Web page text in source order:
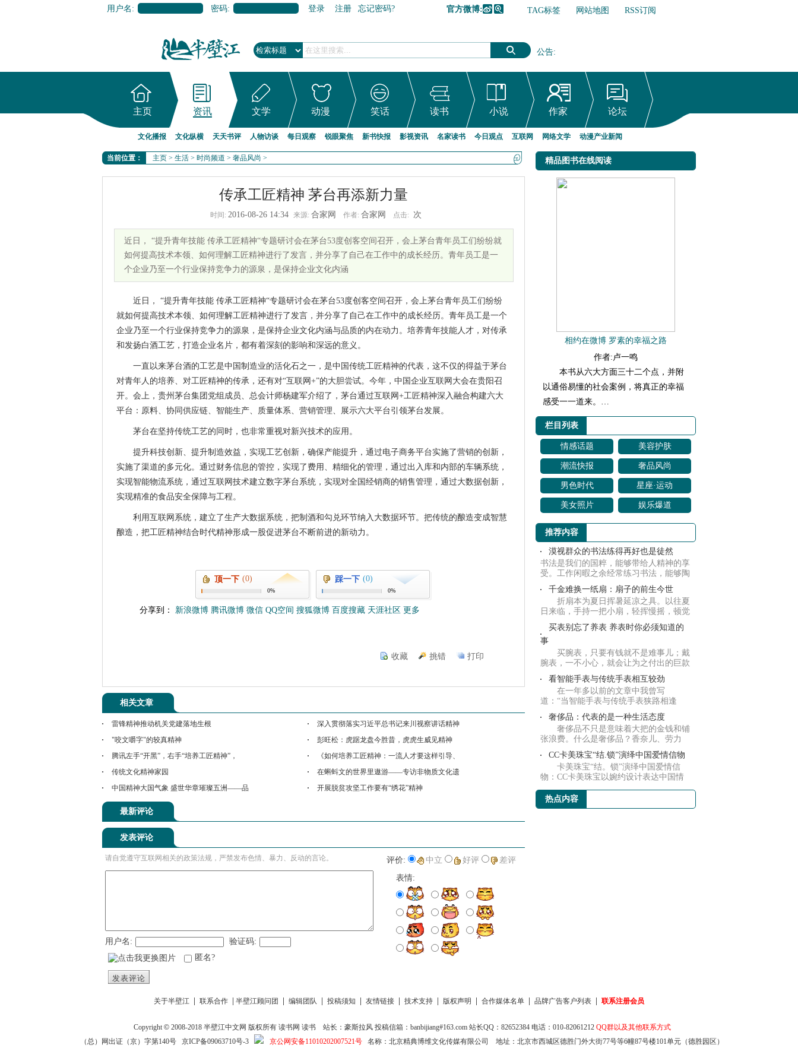
用户名: 密码: 登录 注册 忘记密码? 官方微博: TAG标签 网站地图
RSS订阅
公告:
网络文学行业自律倡议书
主页 资讯 文学 动漫 笑话 读书 小说 作家 论坛
文化播报 文化纵横 天天书评 人物访谈 每日观察 锐眼聚焦 新书快报 影视资讯 名家读书 今日观点 互联网 网络文学 动漫产业新闻
当前位置： 主页 > 生活 > 时尚频道 > 奢品风尚 >
传承工匠精神 茅台再添新力量
时间: 2016-08-26 14:34 来源: 合家网 作者: 合家网 点击: 次
近日， “提升青年技能 传承工匠精神“专题研讨会在茅台53度创客空间召开，会上茅台青年员工们纷纷就
如何提高技术本领、如何理解工匠精神进行了发言，并分享了自己在工作中的成长经历。青年员工是一
个企业乃至一个行业保持竞争力的源泉，是保持企业文化内涵
近日， “提升青年技能 传承工匠精神“专题研讨会在茅台53度创客空间召开，会上茅台青年员工们纷纷
就如何提高技术本领、如何理解工匠精神进行了发言，并分享了自己在工作中的成长经历。青年员工是一个
企业乃至一个行业保持竞争力的源泉，是保持企业文化内涵与品质的内在动力。培养青年技能人才，对传承
和发扬白酒工艺，打造企业名片，都有着深刻的影响和深远的意义。
一直以来茅台酒的工艺是中国制造业的活化石之一，是中国传统工匠精神的代表，这不仅的得益于茅台
对青年人的培养、对工匠精神的传承，还有对“互联网+”的大胆尝试。今年，中国企业互联网大会在贵阳召
开。会上，贵州茅台集团党组成员、总会计师杨建军介绍了，茅台通过互联网+工匠精神深入融合构建六大
平台：原料、协同供应链、智能生产、质量体系、营销管理、展示六大平台引领茅台发展。
茅台在坚持传统工艺的同时，也非常重视对新兴技术的应用。
提升科技创新、提升制造效益，实现工艺创新，确保产能提升，通过电子商务平台实施了营销的创新，
实施了渠道的多元化。通过财务信息的管控，实现了费用、精细化的管理，通过出入库和内部的车辆系统，
实现智能物流系统，通过互联网技术建立数字茅台系统，实现对全国经销商的销售管理，通过大数据创新，
实现精准的食品安全保障与工程。
利用互联网系统，建立了生产大数据系统，把制酒和勾兑环节纳入大数据环节。把传统的酿造变成智慧
酿造，把工匠精神结合时代精神形成一股促进茅台不断前进的新动力。
顶一下 (0)
0%
踩一下 (0)
0%
分享到： 新浪微博 腾讯微博 微信 QQ空间 搜狐微博 百度搜藏 天涯社区 更多
收藏 挑错 打印
相关文章
雷锋精神推动机关党建落地生根
深入贯彻落实习近平总书记来川视察讲话精神
"咬文嚼字"的较真精神
彭旺松：虎踞龙盘今胜昔，虎虎生威见精神
腾讯左手“开黑”，右手“培养工匠精神”，
《如何培养工匠精神：一流人才要这样引导、
传统文化精神家园
在蝌蚪文的世界里遨游——专访非物质文化遗
中国精神大国气象 盛世华章璀璨五洲——品
开展脱贫攻坚工作要有“绣花”精神
最新评论
发表评论
请自觉遵守互联网相关的政策法规，严禁发布色情、暴力、反动的言论。 评价: 中立 好评
差评
表情:
用户名:
验证码:
匿名?
发表评论
精品图书在线阅读
相约在微博 罗素的幸福之路
作者:卢一鸣
本书从六大方面三十二个点，并附
以通俗易懂的社会案例，将真正的幸福
感受一一道来。…
栏目列表
情感话题 美容护肤
潮流快报 奢品风尚
男色时代 星座·运动
美女照片 娱乐爆道
推荐内容
漠视群众的书法练得再好也是徒然
书法是我们的国粹，能够带给人精神的享
受。工作闲暇之余经常练习书法，能够陶
冶人的情...
千金难换一纸扇：扇子的前生今世
折扇本为夏日挥暑延凉之具。以往夏
日来临，手持一把小扇，轻挥慢摇，顿觉
凉爽。不...
买表别忘了养表 养表时你必须知道的
事
买腕表，只要有钱就不是难事儿；戴
腕表，一不小心，就会让为之付出的巨款
打了水漂...
看智能手表与传统手表相互较劲
在一年多以前的文章中我曾写
道：“当智能手表与传统手表狭路相逢
时，明争暗斗是不...
奢侈品：代表的是一种生活态度
奢侈品不只是意味着大把的金钱和铺
张浪费。什么是奢侈品？香奈儿、劳力
士、普拉达...
CC卡美珠宝“结.锁”演绎中国爱情信物
卡美珠宝“结。锁”演绎中国爱情信
物：CC卡美珠宝以婉约设计表达中国情
热点内容
关于半壁江 联系合作 半壁江顾问团 编辑团队 投稿须知 友情链接 技术支持 版权声明 合作媒体名单 品牌广告客户列表 联系注册会员
Copyright©2008-2018 半壁江中文网 版权所有 读书网 读书 站长：豪斯拉风 投稿信箱：banbijiang#163.com 站长QQ：82652384 电话：010-82061212 QQ群以及其他联系方式
（总）网出证（京）字第140号 京ICP备09063710号-3 京公网安备11010202007521号 名称：北京精典博维文化传媒有限公司 地址：北京市西城区德胜门外大街77号等6幢87号楼101单元（德胜园区）